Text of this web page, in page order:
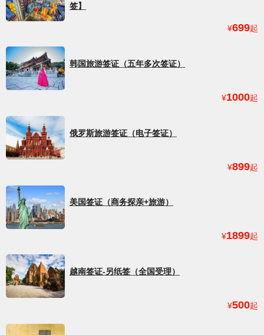
签】
¥699起
韩国旅游签证（五年多次签证）
¥1000起
俄罗斯旅游签证（电子签证）
¥899起
美国签证（商务探亲+旅游）
¥1899起
越南签证-另纸签（全国受理）
¥500起